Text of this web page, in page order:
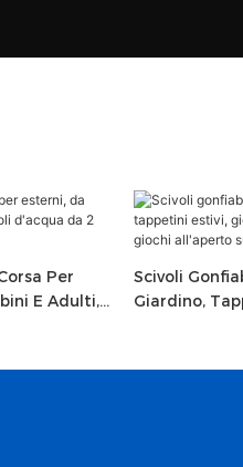
Per
E Adulti,
Scivoli
Giardino,